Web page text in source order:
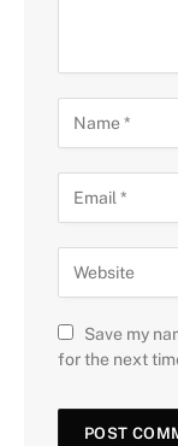
Save my
for the next